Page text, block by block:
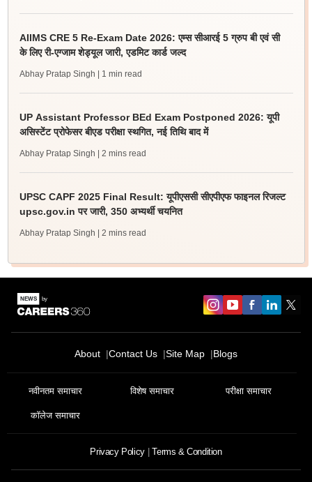
AIIMS CRE 5 Re-Exam Date 2026: एम्स सीआरई 5 ग्रुप बी एवं सी
के लिए री-एग्जाम शेड्यूल जारी, एडमिट कार्ड जल्द
Abhay Pratap Singh | 1 min read
UP Assistant Professor BEd Exam Postponed 2026: यूपी
असिस्टेंट प्रोफेसर बीएड परीक्षा स्थगित, नई तिथि बाद में
Abhay Pratap Singh | 2 mins read
UPSC CAPF 2025 Final Result: यूपीएससी सीएपीएफ फाइनल रिजल्ट
upsc.gov.in पर जारी, 350 अभ्यर्थी चयनित
Abhay Pratap Singh | 2 mins read
About Contact Us Site Map Blogs
नवीनतम समाचार विशेष समाचार परीक्षा समाचार
कॉलेज समाचार
Privacy Policy Terms & Condition
Sign In/Sign Up
access our resources on
Exams, Study
Enter Mobile